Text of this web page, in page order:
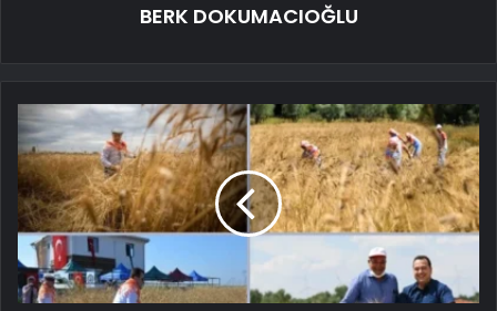
BERK DOKUMACIOĞLU